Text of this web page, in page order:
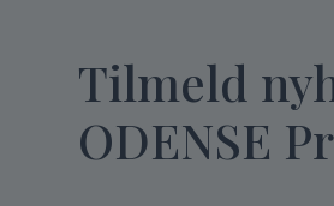
Tilmeld
ODENSE